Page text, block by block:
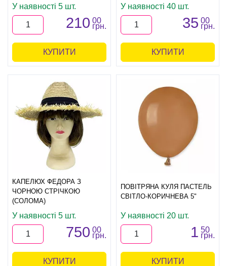
У наявності 5 шт.
210 00
грн.
КУПИТИ
У наявності 40 шт.
35 00
грн.
КУПИТИ
КАПЕЛЮХ ФЕДОРА З
ЧОРНОЮ СТРІЧКОЮ
(СОЛОМА)
У наявності 5 шт.
750 00
грн.
КУПИТИ
ПОВІТРЯНА КУЛЯ ПАСТЕЛЬ
СВІТЛО-КОРИЧНЕВА 5"
У наявності 20 шт.
1 50
грн.
КУПИТИ